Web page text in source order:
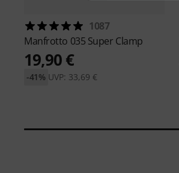
1087
Manfrotto 035 Super Clamp
19,90 €
UVP: 33,69 €
-41%